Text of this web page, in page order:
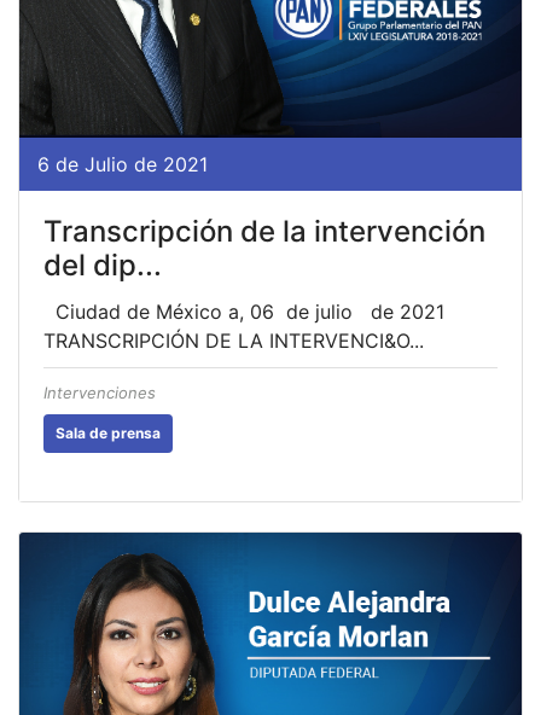
6 de Julio de 2021
Transcripción de la intervención
del dip...
Ciudad de México a, 06 de julio de 2021
TRANSCRIPCIÓN DE LA INTERVENCI&O...
Intervenciones
Sala de prensa